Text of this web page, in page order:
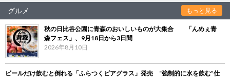
グルメ もっと見る
秋の日比谷公園に青森のおいしいものが大集合 「んめぇ青
森フェス」、9月18日から3日間
2026年8月10日
ビールだけ飲むと倒れる「ふらつくビアグラス」発売 “強制的に水を飲む”仕